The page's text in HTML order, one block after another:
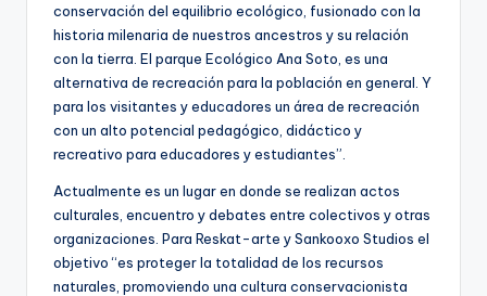
conservación del equilibrio ecológico, fusionado con la
historia milenaria de nuestros ancestros y su relación
con la tierra. El parque Ecológico Ana Soto, es una
alternativa de recreación para la población en general. Y
para los visitantes y educadores un área de recreación
con un alto potencial pedagógico, didáctico y
recreativo para educadores y estudiantes”.
Actualmente es un lugar en donde se realizan actos
culturales, encuentro y debates entre colectivos y otras
organizaciones. Para Reskat-arte y Sankooxo Studios el
objetivo “es proteger la totalidad de los recursos
naturales, promoviendo una cultura conservacionista